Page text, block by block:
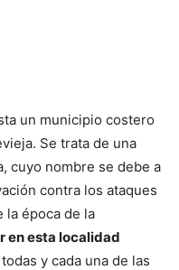
un municipio costero
Se trata de una
cuyo nombre se debe a
contra los ataques
la época de la
en esta localidad
y cada una de las